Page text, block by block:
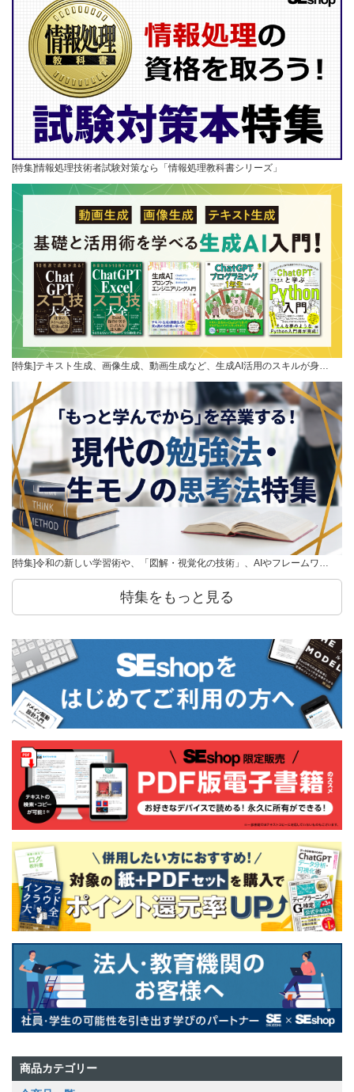
[特集]情報処理技術者試験対策なら「情報処理教科書シリーズ」
[特集]テキスト生成、画像生成、動画生成など、生成AI活用のスキルが身…
[特集]令和の新しい学習術や、「図解・視覚化の技術」、AIやフレームワ…
特集をもっと見る
商品カテゴリー